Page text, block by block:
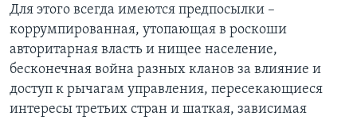
Для этого всегда имеются предпосылки –
коррумпированная, утопающая в роскоши
авторитарная власть и нищее население,
бесконечная война разных кланов за влияние и
доступ к рычагам управления, пересекающиеся
интересы третьих стран и шаткая, зависимая